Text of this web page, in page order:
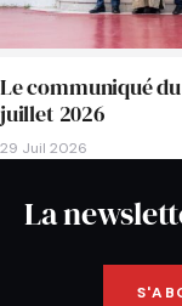
Le communiqué
juillet 2026
29 Juil 2026
La